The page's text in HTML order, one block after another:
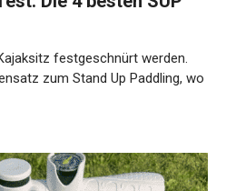
festgeschnürt werden.
zum Stand Up Paddling, wo